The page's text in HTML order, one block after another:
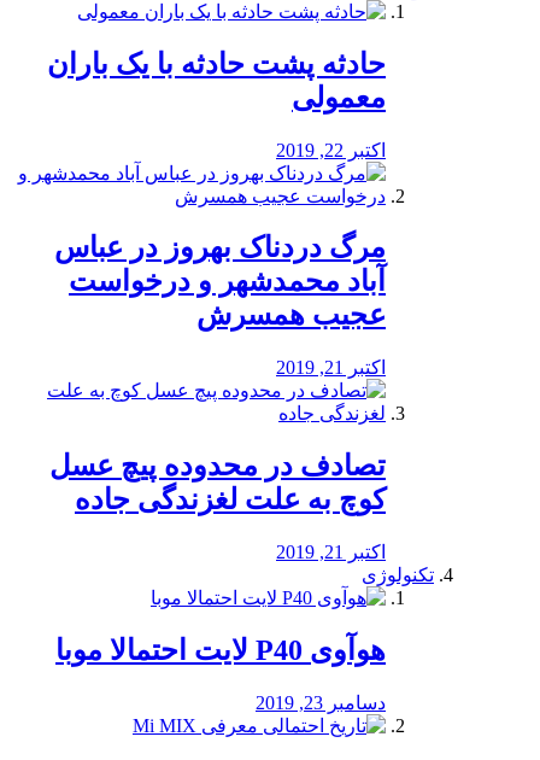
️حادثه پشت حادثه با یک باران
معمولی
اکتبر 22, 2019
مرگ دردناک بهروز در عباس
آباد محمدشهر و درخواست
عجیب همسرش
اکتبر 21, 2019
تصادف در محدوده پیچ عسل
کوچ به علت لغزندگی جاده
اکتبر 21, 2019
تکنولوژی
هوآوی P40 لایت احتمالا موبا
دسامبر 23, 2019